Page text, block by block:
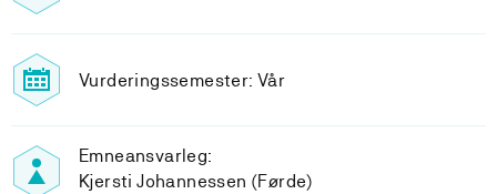
Vurderingssemester: Vår
Emneansvarleg:
Kjersti Johannessen (Førde)